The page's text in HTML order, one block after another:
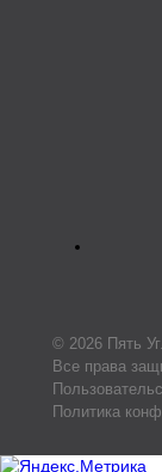
© 2026 Пять
Все права
Политика